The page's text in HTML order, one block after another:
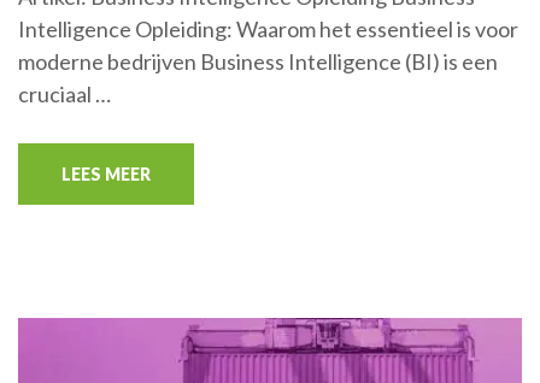
Intelligence Opleiding: Waarom het essentieel is voor
moderne bedrijven Business Intelligence (BI) is een
cruciaal …
LEES MEER